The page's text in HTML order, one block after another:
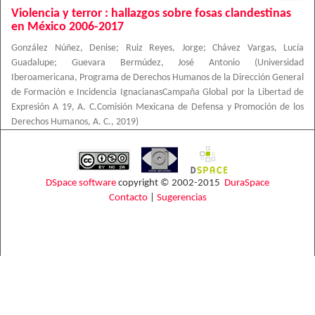
Violencia y terror : hallazgos sobre fosas clandestinas
en México 2006-2017
González Núñez, Denise; Ruiz Reyes, Jorge; Chávez Vargas, Lucía
Guadalupe; Guevara Bermúdez, José Antonio (Universidad
Iberoamericana, Programa de Derechos Humanos de la Dirección General
de Formación e Incidencia IgnacianasCampaña Global por la Libertad de
Expresión A 19, A. C.Comisión Mexicana de Defensa y Promoción de los
Derechos Humanos, A. C., 2019)
DSpace software copyright © 2002-2015 DuraSpace
Contacto| Sugerencias